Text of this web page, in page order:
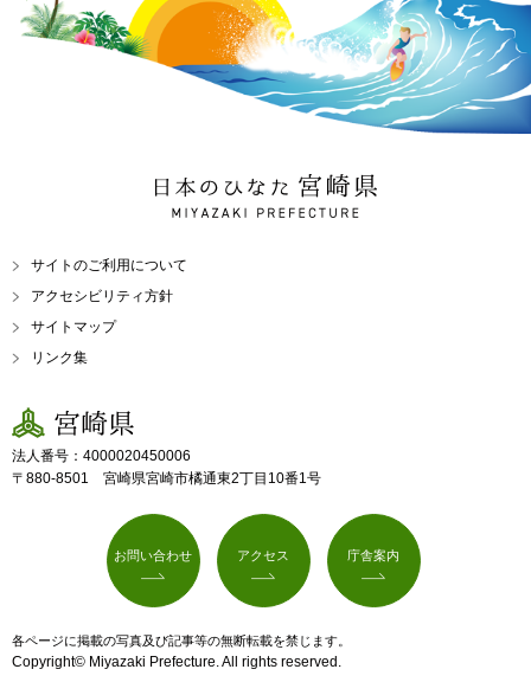
日本のひなた 宮崎県
MIYAZAKI PREFECTURE
サイトのご利用について
アクセシビリティ方針
サイトマップ
リンク集
宮崎県
法人番号：4000020450006
〒880-8501 宮崎県宮崎市橘通東2丁目10番1号
お問い合わせ アクセス 庁舎案内
各ページに掲載の写真及び記事等の無断転載を禁じます。
Copyright© Miyazaki Prefecture. All rights reserved.